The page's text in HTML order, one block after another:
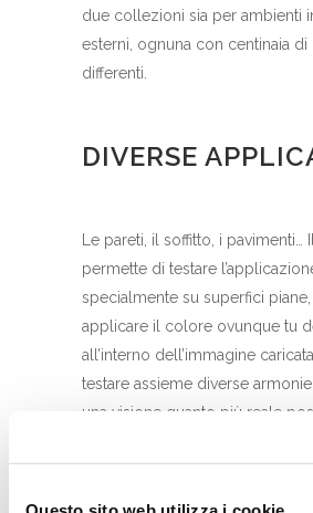
due collezioni sia per ambienti
esterni, ognuna con centinaia
differenti.
DIVERSE
Le pareti, il soffitto, i pavimenti…
permette di testare
specialmente su superfici
applicare il colore ovunque tu
all’interno dell’immagine
testare assieme diverse
una visione quanto più reale
come risulterebbe il proprio
vari colori utilizzati. Ovviamente